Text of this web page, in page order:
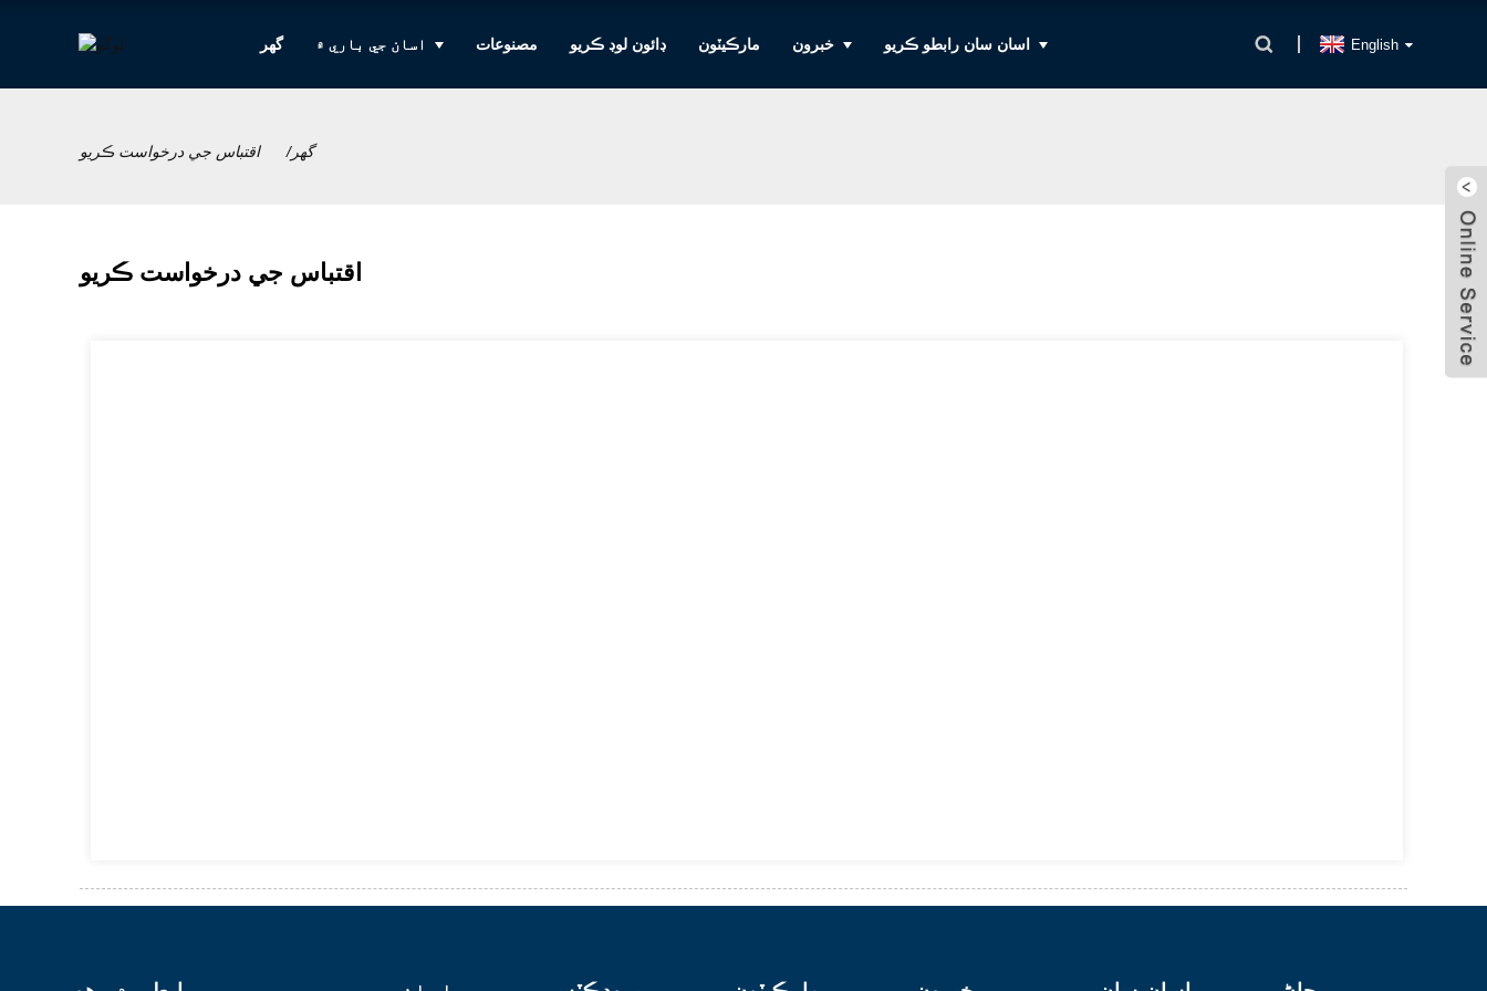
گهر اسان جي باري ۾ مصنوعات ڊائون لوڊ ڪريو مارڪيٽون خبرون اسان سان رابطو ڪريو English
گهر اقتباس جي درخواست ڪريو
اقتباس جي درخواست ڪريو